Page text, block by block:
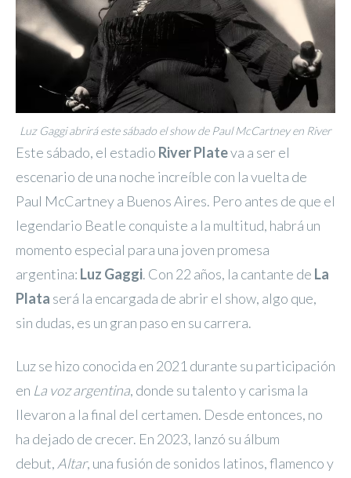
Luz Gaggi abrirá este sábado el show de Paul McCartney en River
Este sábado, el estadio River Plateva a ser el
escenario de una noche increíble con la vuelta de
Paul McCartney a Buenos Aires. Pero antes de que el
legendario Beatle conquiste a la multitud, habrá un
momento especial para una joven promesa
argentina: Luz Gaggi. Con 22 años, la cantante de La
Plata será la encargada de abrir el show, algo que,
sin dudas, es un gran paso en su carrera.
Luz se hizo conocida en 2021 durante su participación
en La voz argentina, donde su talento y carisma la
llevaron a la final del certamen. Desde entonces, no
ha dejado de crecer. En 2023, lanzó su álbum
debut,Altar, una fusión de sonidos latinos, flamenco y